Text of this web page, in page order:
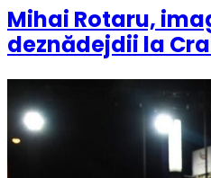
Mihai Rotaru,
deznădejdii la